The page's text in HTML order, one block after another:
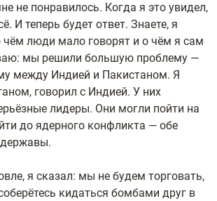
не понравилось. Когда я это увидел,
И теперь будет ответ. Знаете, я
чём люди мало говорят и о чём я сам
мы решили большую проблему —
между Индией и Пакистаном. Я
говорил с Индией. У них
лидеры. Они могли пойти на
до ядерного конфликта — обе
я сказал: мы не будем торговать,
кидаться бомбами друг в